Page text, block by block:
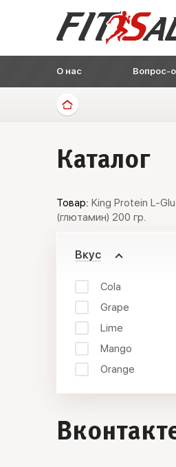
О нас Вопрос-
Каталог
Товар: King Protein L-
(глютамин) 200 гр.
Вкус
Cola
Grape
Lime
Mango
Orange